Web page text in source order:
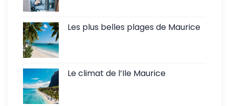
Les plus belles plages de Maurice
Le climat de l’Ile Maurice